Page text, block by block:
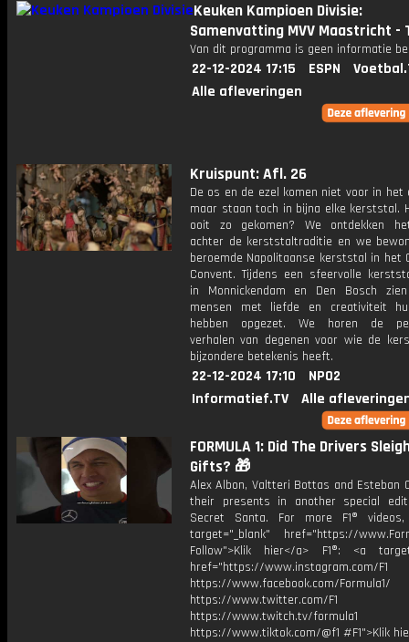
Keuken Kampioen Divisie:
Samenvatting MVV Maastricht -
Van dit programma is geen informatie
22-12-2024 17:15 ESPN
Alle afleveringen
Kruispunt: Afl. 26
De os en de ezel komen niet voor in het
maar staan toch in bijna elke kerststal.
ooit zo gekomen? We ontdekken
achter de kerststaltraditie en we
beroemde Napolitaanse kerststal in het
Convent. Tijdens een sfeervolle
in Monnickendam en Den Bosch
mensen met liefde en creativiteit
hebben opgezet. We horen de
verhalen van degenen voor wie de
bijzondere betekenis heeft.
22-12-2024 17:10
NPO2
Informatief.TV
Alle
FORMULA 1: Did The Drivers
Gifts? 🎁
Alex Albon, Valtteri Bottas and Esteban
their presents in another special
Secret Santa. For more F1®
target="_blank" href="https://
Follow">Klik hier</a> F1®: <a
href="https://www.instagram.com/F1
https://www.facebook.com/Formula1/
https://www.twitter.com/F1
https://www.twitch.tv/formula1
https://www.tiktok.com/@f1 #F1">Klik